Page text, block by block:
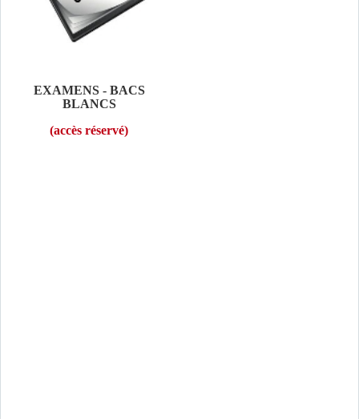
EXAMENS - BACS
BLANCS
(accès réservé)